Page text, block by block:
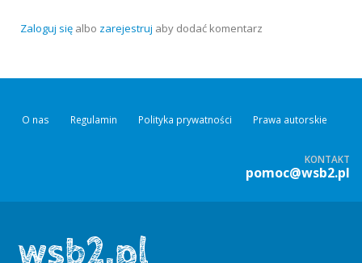
Zaloguj się albo zarejestruj aby dodać komentarz
O nas Regulamin Polityka prywatności Prawa autorskie
KONTAKT
pomoc@wsb2.pl